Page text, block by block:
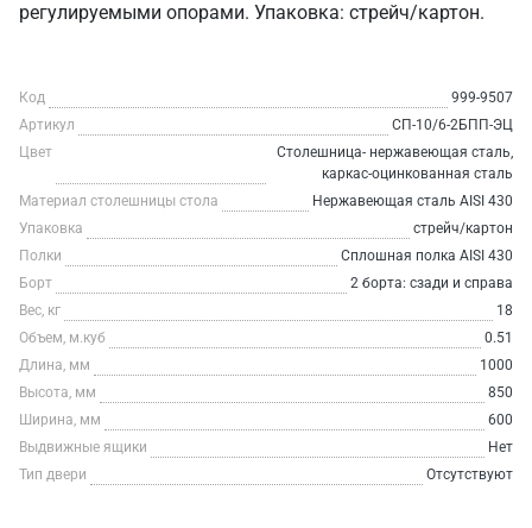
регулируемыми опорами. Упаковка: стрейч/картон.
Код
999-9507
Артикул
СП-10/6-2БПП-ЭЦ
Цвет
Столешница- нержавеющая сталь,
каркас-оцинкованная сталь
Материал столешницы стола
Нержавеющая сталь AISI 430
Упаковка
стрейч/картон
Полки
Сплошная полка AISI 430
Борт
2 борта: сзади и справа
Вес, кг
18
Объем, м.куб
0.51
Длина, мм
1000
Высота, мм
850
Ширина, мм
600
Выдвижные ящики
Нет
Тип двери
Отсутствуют